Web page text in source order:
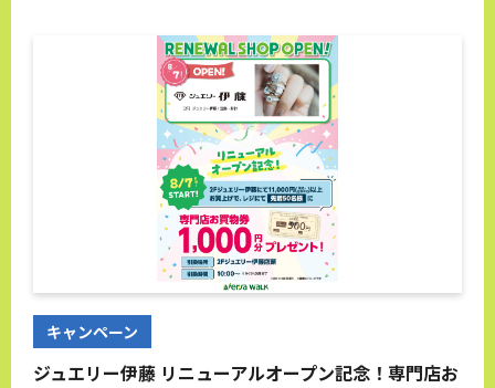
キャンペーン
ジュエリー伊藤 リニューアルオープン記念！専門店お